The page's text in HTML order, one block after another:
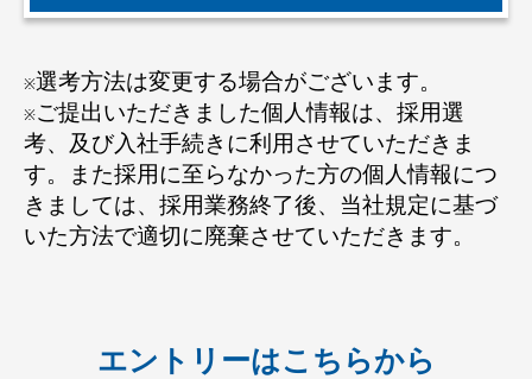
※選考方法は変更する場合がございます。
※ご提出いただきました個人情報は、採用選
考、及び入社手続きに利用させていただきま
す。また採用に至らなかった方の個人情報につ
きましては、採用業務終了後、当社規定に基づ
いた方法で適切に廃棄させていただきます。
エントリーはこちらから